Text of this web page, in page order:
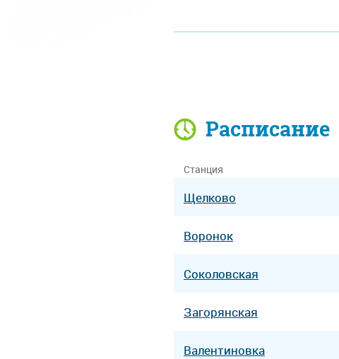
Расписание
Станция
Щелково
Воронок
Соколовская
Загорянская
Валентиновка